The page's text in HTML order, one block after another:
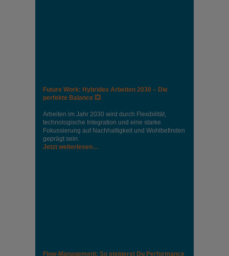
Future Work: Hybrides Arbeiten 2030 – Die
perfekte Balance 💥
Arbeiten im Jahr 2030 wird durch Flexibilität,
technologische Integration und eine starke
Fokussierung auf Nachhaltigkeit und Wohlbefinden
geprägt sein.
Jetzt weiterlesen…
Flow-Management: So steigerst Du Performance